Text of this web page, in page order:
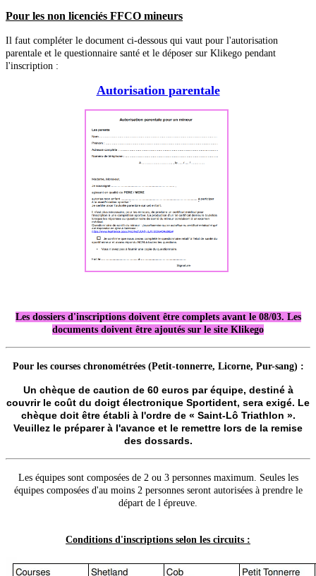
Pour les non licenciés FFCO mineurs
Il faut compléter le document ci-dessous qui vaut pour l'autorisation
parentale et le questionnaire santé et le déposer sur Klikego pendant
l'inscription :
Autorisation parentale
Les dossiers d'inscriptions doivent être complets avant le 08/03. Les
documents doivent être ajoutés sur le site Klikego
Pour les courses chronométrées (Petit-tonnerre, Licorne, Pur-sang) :
Un chèque de caution de 60 euros par équipe, destiné à
couvrir le coût du doigt électronique Sportident, sera exigé. Le
chèque doit être établi à l'ordre de « Saint-Lô Triathlon ».
Veuillez le préparer à l'avance et le remettre lors de la remise
des dossards.
Les équipes sont composées de 2 ou 3 personnes maximum. Seules les
équipes composées d'au moins 2 personnes seront autorisées à prendre le
départ de l épreuve.
Conditions d'inscriptions selon les circuits :